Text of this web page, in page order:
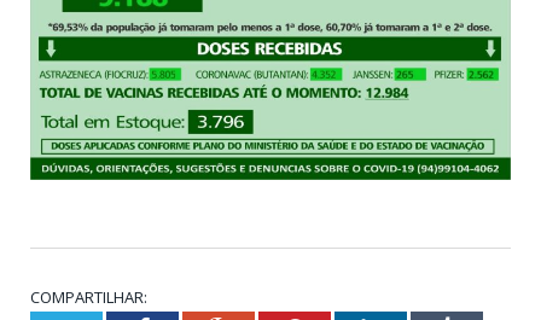
COMPARTILHAR: